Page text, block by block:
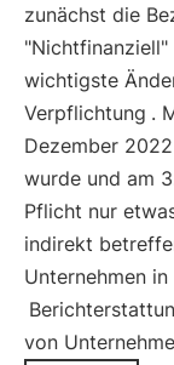
zunächst die
wichtigste
Verpflichtung .
Dezember
wurde und am
Pflicht nur
indirekt
Unternehmen
von